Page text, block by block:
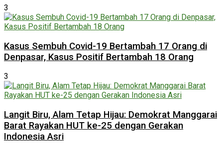
3
Kasus Sembuh Covid-19 Bertambah 17 Orang di
Denpasar, Kasus Positif Bertambah 18 Orang
3
Langit Biru, Alam Tetap Hijau: Demokrat Manggarai
Barat Rayakan HUT ke-25 dengan Gerakan
Indonesia Asri